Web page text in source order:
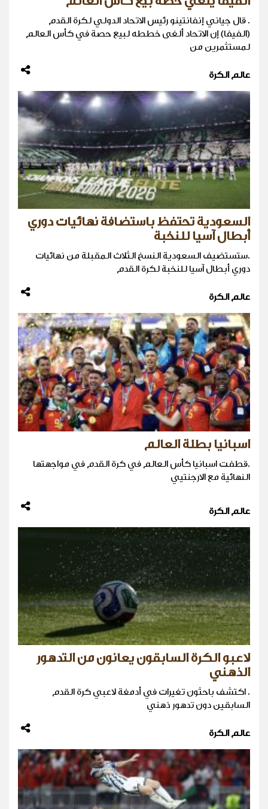
. قال جياني إنفانتينو رئيس الاتحاد الدولي لكرة القدم
(الفيفا) إن الاتحاد ‌ألغى خططه لبيع حصة في كأس العالم
لمستثمرين من
عالم الكرة
السعودية تحتفظ باستضافة نهائيات دوري
أبطال آسيا للنخبة
.ستستضيف السعودية النسخ الثلاث المقبلة من نهائيات ​
دوري أبطال آسيا للنخبة لكرة ‌القدم
عالم الكرة
اسبانيا بطلة العالم
.قطفت اسبانيا كأس العالم في كرة القدم في مواجهتها
النهائية مع الارجنتيي
عالم الكرة
لاعبو الكرة السابقون يعانون من التدهور
الذهني
. اكتشف باحثون تغيرات في أدمغة لاعبي كرة القدم
السابقين دون تدهور ذهني
عالم الكرة